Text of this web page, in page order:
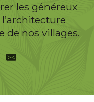
les généreux
l’architecture
de nos villages.